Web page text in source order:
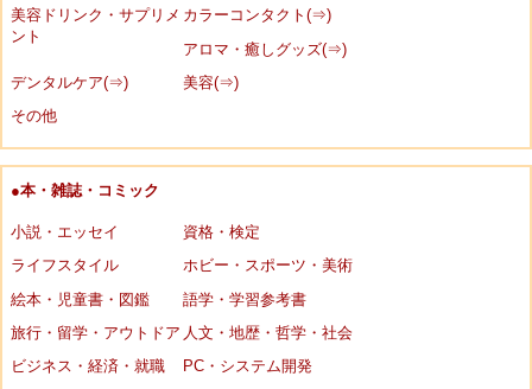
美容ドリンク・サプリメ
ント
カラーコンタクト(⇒)
アロマ・癒しグッズ(⇒)
デンタルケア(⇒)
美容(⇒)
その他
●本・雑誌・コミック
小説・エッセイ
資格・検定
ライフスタイル
ホビー・スポーツ・美術
絵本・児童書・図鑑
語学・学習参考書
旅行・留学・アウトドア 人文・地歴・哲学・社会
ビジネス・経済・就職
PC・システム開発